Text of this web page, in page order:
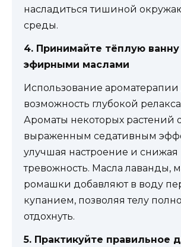
насладиться тишиной
среды.
4. Принимайте тёплую ванну
эфирными маслами
Использование ароматерапии
возможность глубокой
Ароматы некоторых растений
выраженным седативным
улучшая настроение и снижая
тревожность. Масла лаванды,
ромашки добавляют в воду
купанием, позволяя телу
отдохнуть.
5. Практикуйте правильное